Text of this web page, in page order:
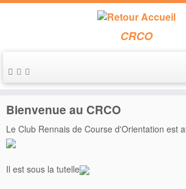
Passer
au
CRCO
Accueil » 2016 » septembre » 28
Bienvenue au CRCO
Le Club Rennais de Course d'Orientation est
Il est sous la tutelle